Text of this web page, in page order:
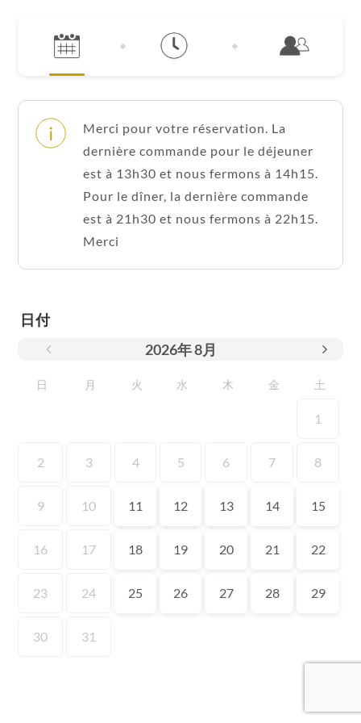
Merci pour votre réservation. La
dernière commande pour le déjeuner
est à 13h30 et nous fermons à 14h15.
Pour le dîner, la dernière commande
est à 21h30 et nous fermons à 22h15.
Merci
日付
2026年8月
日 月 火 水 木 金 土
1
2 3 4 5 6 7 8
9 10 11 12 13 14 15
16 17 18 19 20 21 22
23 24 25 26 27 28 29
30 31